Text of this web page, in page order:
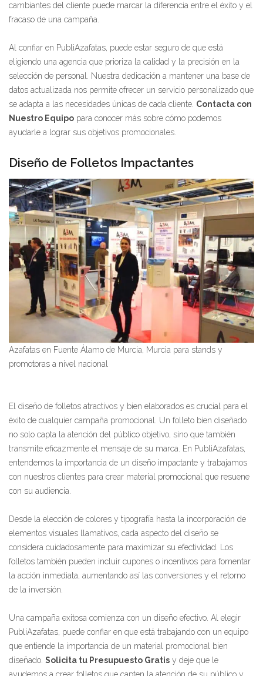
cambiantes del cliente puede marcar la diferencia entre el éxito y el
fracaso de una campaña.
Al confiar en PubliAzafatas, puede estar seguro de que está
eligiendo una agencia que prioriza la calidad y la precisión en la
selección de personal. Nuestra dedicación a mantener una base de
datos actualizada nos permite ofrecer un servicio personalizado que
se adapta a las necesidades únicas de cada cliente. Contacta con
Nuestro Equipo para conocer más sobre cómo podemos
ayudarle a lograr sus objetivos promocionales.
Diseño de Folletos Impactantes
Azafatas en Fuente Álamo de Murcia, Murcia para stands y
promotoras a nivel nacional
El diseño de folletos atractivos y bien elaborados es crucial para el
éxito de cualquier campaña promocional. Un folleto bien diseñado
no solo capta la atención del público objetivo, sino que también
transmite eficazmente el mensaje de su marca. En PubliAzafatas,
entendemos la importancia de un diseño impactante y trabajamos
con nuestros clientes para crear material promocional que resuene
con su audiencia.
Desde la elección de colores y tipografía hasta la incorporación de
elementos visuales llamativos, cada aspecto del diseño se
considera cuidadosamente para maximizar su efectividad. Los
folletos también pueden incluir cupones o incentivos para fomentar
la acción inmediata, aumentando así las conversiones y el retorno
de la inversión.
Una campaña exitosa comienza con un diseño efectivo. Al elegir
PubliAzafatas, puede confiar en que está trabajando con un equipo
que entiende la importancia de un material promocional bien
diseñado. Solicita tu Presupuesto Gratis y deje que le
ayudemos a crear folletos que capten la atención de su público y